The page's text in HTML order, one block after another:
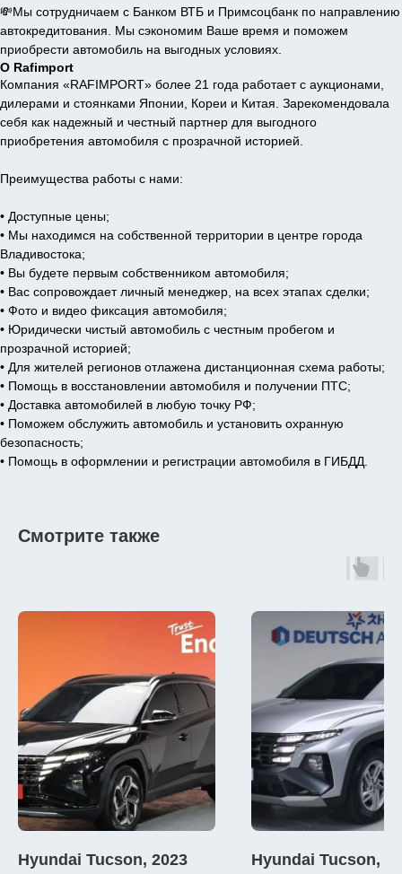
💸Мы сотрудничаем с Банком ВТБ и Примсоцбанк по направлению
автокредитования. Мы сэкономим Ваше время и поможем
приобрести автомобиль на выгодных условиях.
О Rafimport
Компания «RAFIMPORT» более 21 года работает с аукционами,
дилерами и стоянками Японии, Кореи и Китая. Зарекомендовала
себя как надежный и честный партнер для выгодного
приобретения автомобиля с прозрачной историей.
Преимущества работы с нами:
• Доступные цены;
• Мы находимся на собственной территории в центре города
Владивостока;
• Вы будете первым собственником автомобиля;
• Вас сопровождает личный менеджер, на всех этапах сделки;
• Фото и видео фиксация автомобиля;
• Юридически чистый автомобиль с честным пробегом и
прозрачной историей;
• Для жителей регионов отлажена дистанционная схема работы;
• Помощь в восстановлении автомобиля и получении ПТС;
• Доставка автомобилей в любую точку РФ;
• Поможем обслужить автомобиль и установить охранную
безопасность;
• Помощь в оформлении и регистрации автомобиля в ГИБДД.
Смотрите также
Hyundai Tucson, 2023 Hyundai Tucson,